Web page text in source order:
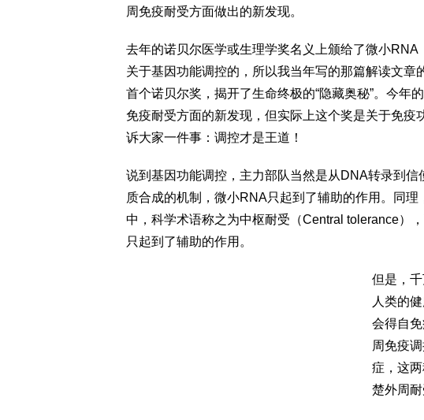
周免疫耐受方面做出的新发现。
去年的诺贝尔医学或生理学奖名义上颁给了微小
关于基因功能调控的，所以我当年写的那篇解读文
首个诺贝尔奖，揭开了生命终极的“隐藏奥秘”。今年
免疫耐受方面的新发现，但实际上这个奖是关于免
诉大家一件事：调控才是王道！
说到基因功能调控，主力部队当然是从DNA转录到
质合成的机制，微小RNA只起到了辅助的作用。同
中，科学术语称之为中枢耐受（Central tolerance）
只起到了辅助的作用。
但是，
人类的
会得自
周免疫
症，这
楚外周耐